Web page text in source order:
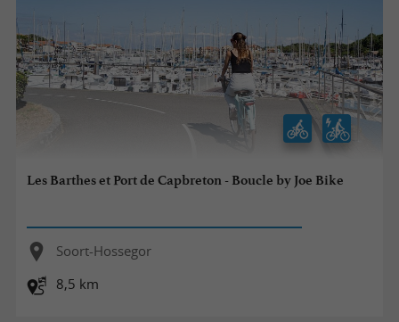
Les Barthes et Port de Capbreton - Boucle by Joe Bike
Soort-Hossegor
8,5 km